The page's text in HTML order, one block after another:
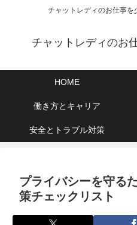
チャットレディのお仕事を
チャットレディのお
HOME
働き方とキャリア
安全とトラブル対策
プライバシーを守る
策チェックリスト